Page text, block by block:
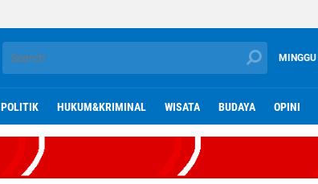
MINGGU
POLITIK HUKUM&KRIMINAL WISATA BUDAYA OPINI